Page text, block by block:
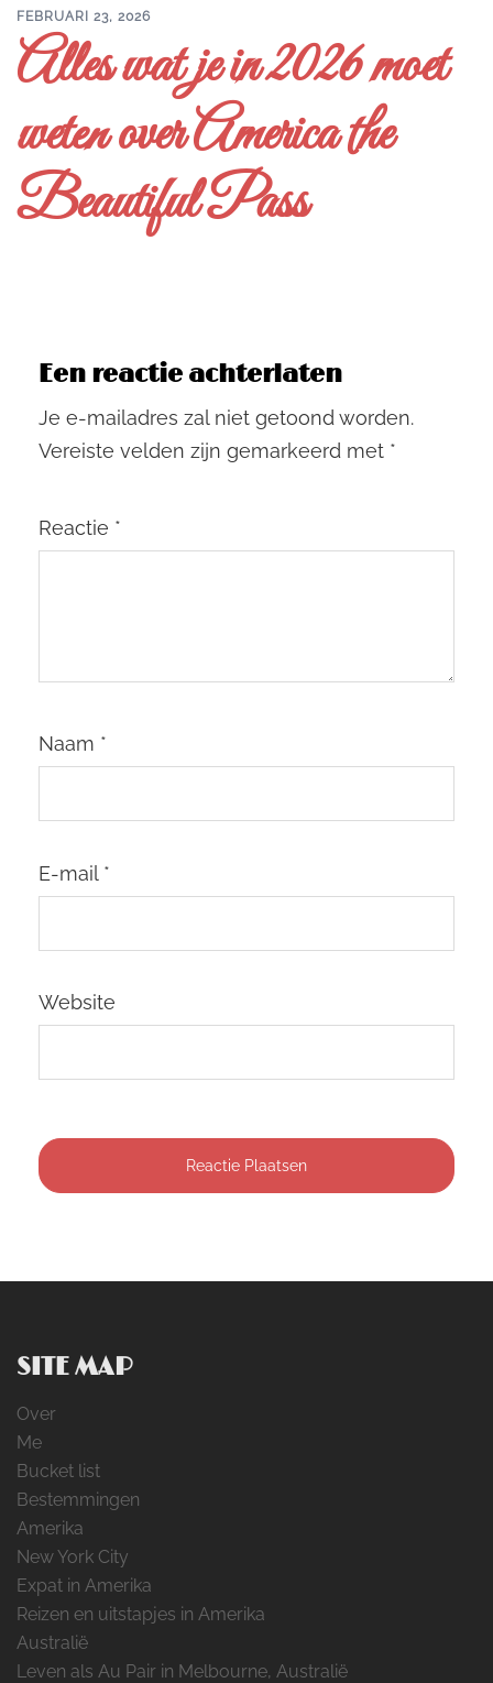
FEBRUARI 23, 2026
Alles wat je in 2026 moet
weten over America the
Beautiful Pass
Een reactie achterlaten
Je e-mailadres zal niet getoond worden.
Vereiste velden zijn gemarkeerd met *
Reactie *
Naam *
E-mail *
Website
SITE MAP
Over
Me
Bucket list
Bestemmingen
Amerika
New York City
Expat in Amerika
Reizen en uitstapjes in Amerika
Australië
Leven als Au Pair in Melbourne, Australië